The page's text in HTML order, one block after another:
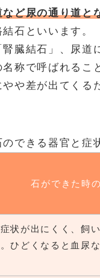
ど尿の通り道と
石といいます。
臓結石」、尿道
称で呼ばれるこ
や差が出てくる
のできる器官と症
石ができた時
状が出にくく、飼
ひどくなると血尿